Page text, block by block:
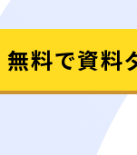
無料で資料